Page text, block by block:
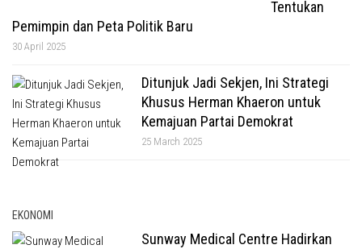
Tentukan
Pemimpin dan Peta Politik Baru
30 April 2025
Ditunjuk Jadi Sekjen, Ini Strategi
Khusus Herman Khaeron untuk
Kemajuan Partai Demokrat
25 March 2025
EKONOMI
Sunway Medical Centre Hadirkan